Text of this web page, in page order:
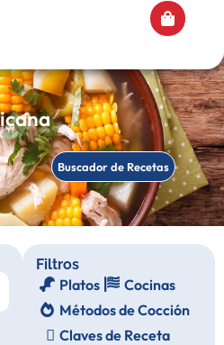
Buscador de Recetas
Filtros
Platos
Cocinas
Métodos de Cocción
Claves de Receta